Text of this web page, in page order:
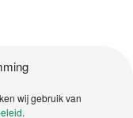
wij gebruik van
.